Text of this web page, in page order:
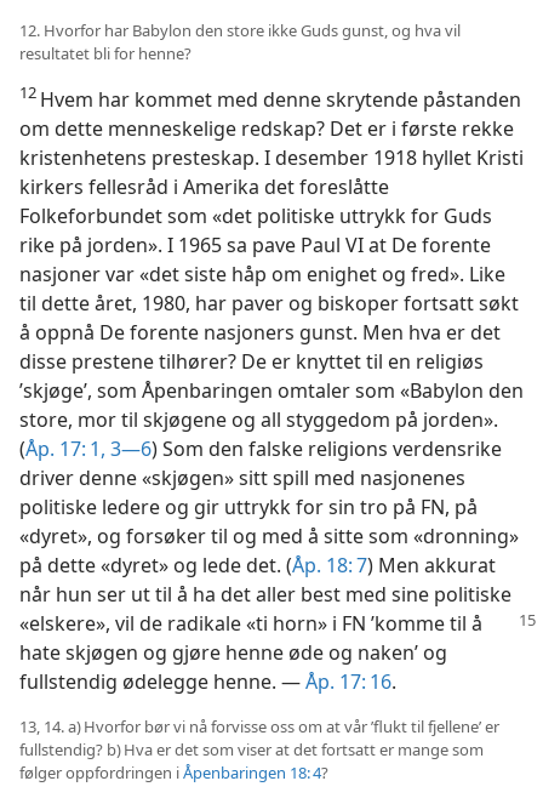
12. Hvorfor har Babylon den store ikke Guds gunst, og hva vil
resultatet bli for henne?
12 Hvem har kommet med denne skrytende påstanden
om dette menneskelige redskap? Det er i første rekke
kristenhetens presteskap. I desember 1918 hyllet Kristi
kirkers fellesråd i Amerika det foreslåtte
Folkeforbundet som «det politiske uttrykk for Guds
rike på jorden». I 1965 sa pave Paul VI at De forente
nasjoner var «det siste håp om enighet og fred». Like
til dette året, 1980, har paver og biskoper fortsatt søkt
å oppnå De forente nasjoners gunst. Men hva er det
disse prestene tilhører? De er knyttet til en religiøs
’skjøge’, som Åpenbaringen omtaler som «Babylon den
store, mor til skjøgene og all styggedom på jorden».
(Åp. 17: 1, 3—6) Som den falske religions verdensrike
driver denne «skjøgen» sitt spill med nasjonenes
politiske ledere og gir uttrykk for sin tro på FN, på
«dyret», og forsøker til og med å sitte som «dronning»
på dette «dyret» og lede det. (Åp. 18: 7) Men akkurat
når hun ser ut til å ha det aller best med sine politiske
«elskere», vil de radikale «ti horn» i FN ’komme til å
hate skjøgen og gjøre henne øde og naken’ og
fullstendig ødelegge henne. —Åp. 17: 16.
13, 14. a) Hvorfor bør vi nå forvisse oss om at vår ’flukt til fjellene’ er
fullstendig? b) Hva er det som viser at det fortsatt er mange som
følger oppfordringen iÅpenbaringen 18: 4?